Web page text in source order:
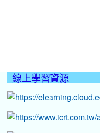
線上學習資源